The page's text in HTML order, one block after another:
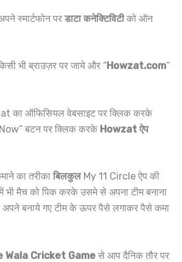
स्मार्टफोन पर डाटा कनेक्टिविटीको ऑन
भी ब्राउज़र पर जाये और “Howzat.com”
का ऑफिसियल वेबसाइट पर क्लिक करके
बटन पर क्लिक करके Howzat ऐप
का तरीका बिलकुलMy 11 Circle ऐप की
भी मैच को पिक करके उसमे से अपना टीम बनाना
बनाये गए टीम के ऊपर पैसे लगाकर पैसे कमा
Wala Cricket Game से आप दैनिक तौर पर